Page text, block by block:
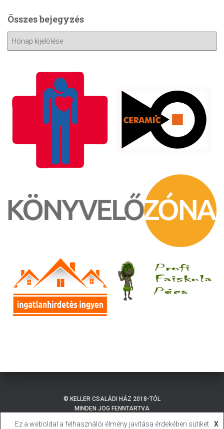
Összes bejegyzés
© KELLER CSALÁDI HÁZ 2018-TÓL
MINDEN JOG FENNTARTVA
Ez a weboldal a felhasználói élmény javítása érdekében sütiket X